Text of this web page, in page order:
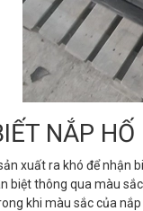
NẮP
xuất ra khó để
biệt thông qua màu
khi màu sắc của